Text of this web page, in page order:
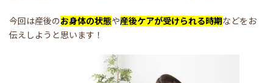
今回は産後のお身体の状態や産後ケアが受けられる時期などをお
伝えしようと思います！